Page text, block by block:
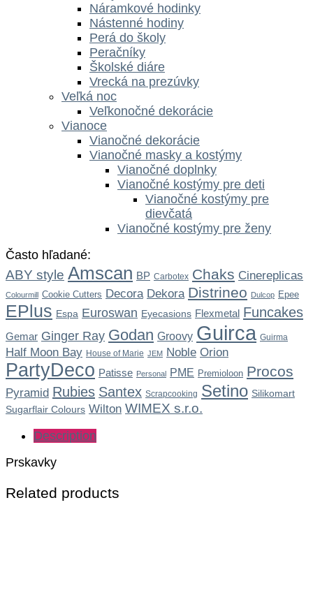
Náramkové hodinky
Nástenné hodiny
Perá do školy
Peračníky
Školské diáre
Vrecká na prezúvky
Veľká noc
Veľkonočné dekorácie
Vianoce
Vianočné dekorácie
Vianočné masky a kostýmy
Vianočné doplnky
Vianočné kostýmy pre deti
Vianočné kostýmy pre
dievčatá
Vianočné kostýmy pre ženy
Často hľadané:
ABY style Amscan BP Carbotex Chaks Cinereplicas
Colourmill Cookie Cutters Decora Dekora Distrineo Dulcop Epee
EPlus Espa Euroswan Eyecasions Flexmetal Funcakes
Gemar Ginger Ray Godan Groovy Guirca Guirma
Half Moon Bay House of Marie JEM Noble Orion
PartyDeco Patisse Personal PME Premioloon Procos
Pyramid Rubies Santex Scrapcooking Setino Silikomart
Sugarflair Colours Wilton WIMEX s.r.o.
Description
Prskavky
Related products